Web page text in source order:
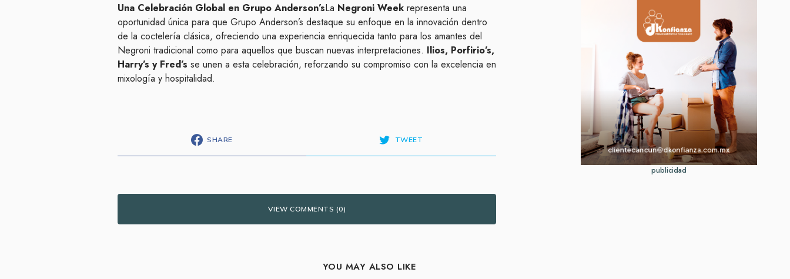
Una Celebración Global en Grupo Anderson’sLa Negroni Week representa una
oportunidad única para que Grupo Anderson’s destaque su enfoque en la innovación dentro
de la coctelería clásica, ofreciendo una experiencia enriquecida tanto para los amantes del
Negroni tradicional como para aquellos que buscan nuevas interpretaciones. Ilios, Porfirio’s,
Harry’s y Fred’s se unen a esta celebración, reforzando su compromiso con la excelencia en
mixología y hospitalidad.
SHARE TWEET
VIEW COMMENTS (0)
publicidad
YOU MAY ALSO LIKE